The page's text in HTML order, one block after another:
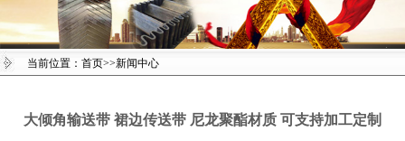
当前位置： 首页>>新闻中心
大倾角输送带 裙边传送带 尼龙聚酯材质 可支持加工定制